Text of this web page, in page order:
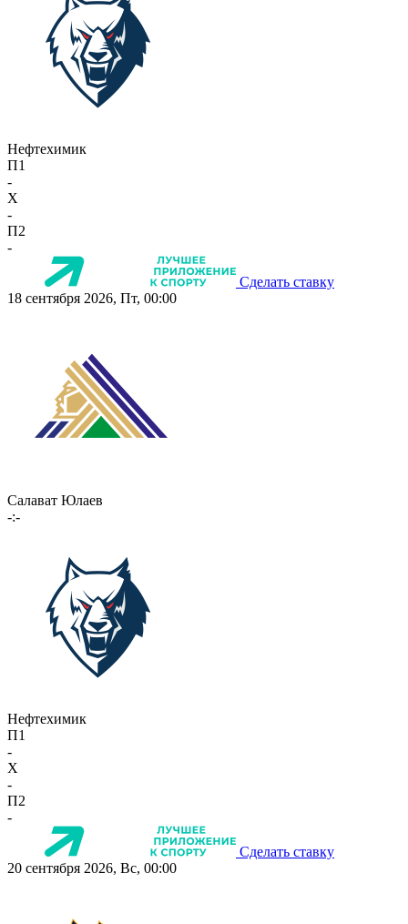
Нефтехимик
П1
-
X
-
П2
-
Сделать ставку
18 сентября 2026, Пт, 00:00
Салават Юлаев
-:-
Нефтехимик
П1
-
X
-
П2
-
Сделать ставку
20 сентября 2026, Вс, 00:00